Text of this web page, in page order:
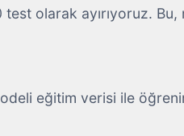
olarak ayırıyoruz.
eğitim verisi ile